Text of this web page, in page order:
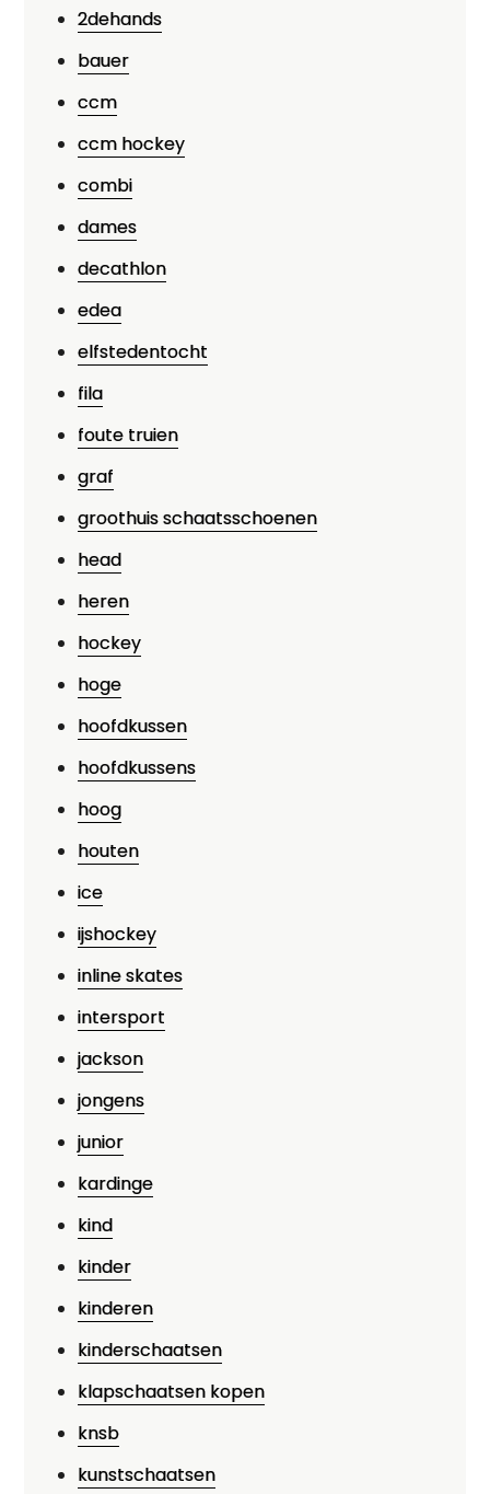
2dehands
bauer
ccm
ccm hockey
combi
dames
decathlon
edea
elfstedentocht
fila
foute truien
graf
groothuis schaatsschoenen
head
heren
hockey
hoge
hoofdkussen
hoofdkussens
hoog
houten
ice
ijshockey
inline skates
intersport
jackson
jongens
junior
kardinge
kind
kinder
kinderen
kinderschaatsen
klapschaatsen kopen
knsb
kunstschaatsen